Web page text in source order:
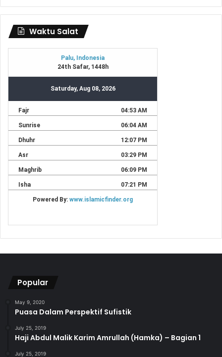
Waktu Salat
Popular
May 9, 2020
Puasa Dalam Perspektif Sufistik
July 25, 2019
Haji Abdul Malik Karim Amrullah (Hamka) – Bagian 1
July 25, 2019